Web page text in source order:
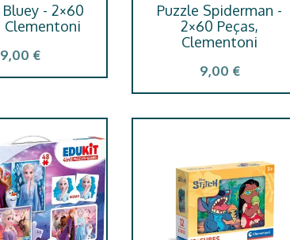
- 2×60
Clementoni
9,00 €
Puzzle Spiderman -
2×60 Peças,
Clementoni
9,00 €